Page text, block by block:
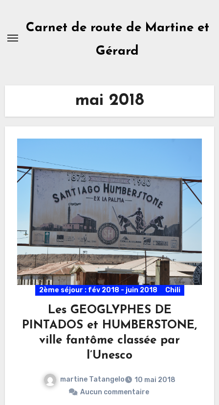
contentCarnet de route de Martine et
Gérard
mai 2018
2ème séjour : fév 2018 - juin 2018 Chili
Les GEOGLYPHES DE
PINTADOS et HUMBERSTONE,
ville fantôme classée par
l’Unesco
martine Tatangelo
10 mai 2018
Aucun commentaire